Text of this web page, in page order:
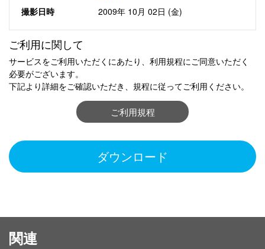
撮影日時
2009年 10月 02日 (金)
ご利用に関して
サービスをご利用いただくにあたり、利用規程にご同意いただく
必要がございます。
下記より詳細をご確認いただき、規程に従ってご利用ください。
ご利用規程
ダウンロード
関連